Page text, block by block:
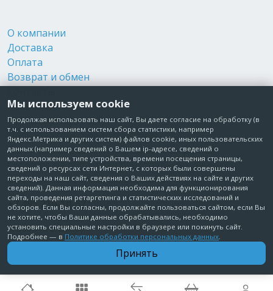
О компании
Доставка
Оплата
Возврат и обмен
Реквизиты
Публичная оферта
Пользовательское соглашение
Политика обработки персональных данных
Согласие на обработку персональных данных
Согласие на рекламные рассылки
+7 495 210-10-57
© Забота о Вас.ру
Москва, Электродный проезд, д. 14 стр.1 офис 18
ИП Максимова Татьяна Александровна · ИНН 772006379720
Мы используем cookie
Продолжая использовать наш сайт, Вы даете согласие на обработку (в
т.ч. с использованием систем сбора статистики, например
Яндекс.Метрика и других систем) файлов cookie, иных пользовательских
данных (например сведений о Вашем ip-адресе, сведений о
местоположении, типе устройства, времени посещения страницы,
сведений о ресурсах сети Интернет, с которых были совершены
переходы на наш сайт, сведения о Ваших действиях на сайте и других
сведений). Данная информация необходима для функционирования
сайта, проведения ретаргетинга и статистических исследований и
обзоров. Если Вы согласны, продолжайте пользоваться сайтом, если Вы
не хотите, чтобы Ваши данные обрабатывались, необходимо
установить специальные настройки в браузере или покинуть сайт.
Подробнее — в Политике обработки персональных данных.
Принять